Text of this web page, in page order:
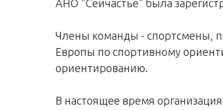
АНО "Сейчастье" была
Члены команды - спортсмены,
Европы по спортивному
ориентированию.
В настоящее время